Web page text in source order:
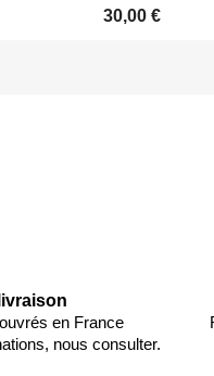
30,00 €
en France
nous consulter.